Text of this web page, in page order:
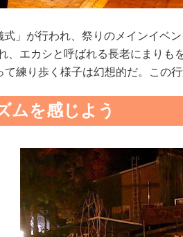
」が行われ、祭りのメインイベ
、エカシと呼ばれる長老にまり
練り歩く様子は幻想的だ。この
ムを感じよう